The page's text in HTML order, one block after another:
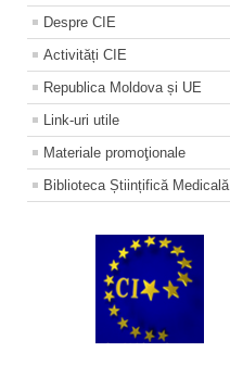
Despre CIE
Activități CIE
Republica Moldova și UE
Link-uri utile
Materiale promoţionale
Biblioteca Științifică Medicală